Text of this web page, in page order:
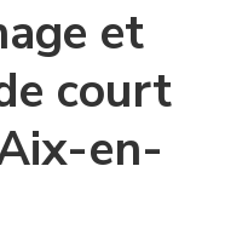
et
court
en-